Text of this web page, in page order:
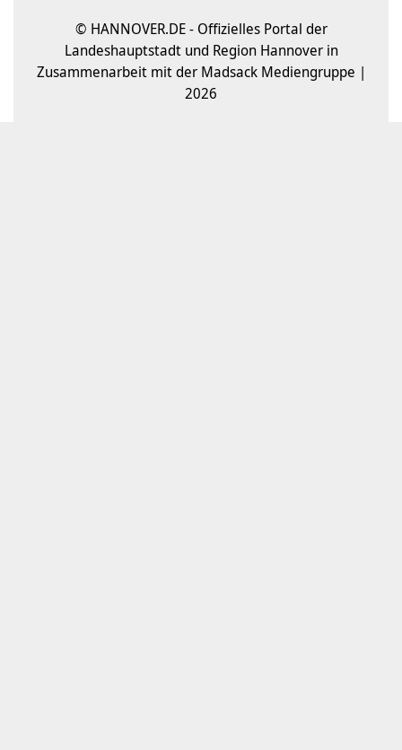
© HANNOVER.DE - Offizielles Portal der
Landeshauptstadt und Region Hannover in
Zusammenarbeit mit der Madsack Mediengruppe |
2026